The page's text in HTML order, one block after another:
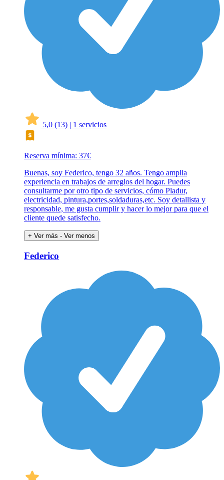
5,0 (13) | 1 servicios
Reserva mínima: 37€
Buenas, soy Federico, tengo 32 años. Tengo amplia
experiencia en trabajos de arreglos del hogar. Puedes
consultarme por otro tipo de servicios, cómo Pladur,
electricidad, pintura,portes,soldaduras,etc. Soy detallista y
responsable, me gusta cumplir y hacer lo mejor para que el
cliente quede satisfecho.
+ Ver más - Ver menos
Federico